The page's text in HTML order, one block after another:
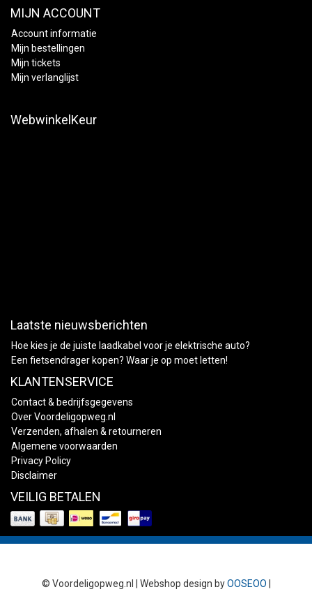
MIJN ACCOUNT
Account informatie
Mijn bestellingen
Mijn tickets
Mijn verlanglijst
WebwinkelKeur
Laatste nieuwsberichten
Hoe kies je de juiste laadkabel voor je elektrische auto?
Een fietsendrager kopen? Waar je op moet letten!
KLANTENSERVICE
Contact & bedrijfsgegevens
Over Voordeligopweg.nl
Verzenden, afhalen & retourneren
Algemene voorwaarden
Privacy Policy
Disclaimer
VEILIG BETALEN
© Voordeligopweg.nl | Webshop design byOOSEOO